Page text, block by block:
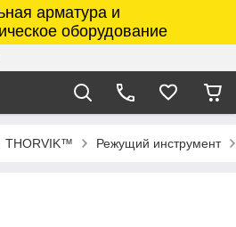
арматура и
оборудование
THORVIK™ Режущий инструмент